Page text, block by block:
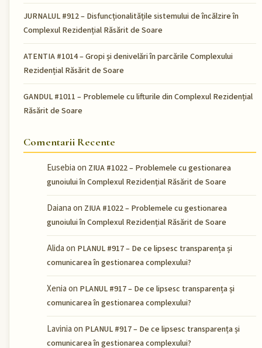
JURNALUL #912 – Disfuncționalitățile sistemului de încălzire în
Complexul Rezidențial Răsărit de Soare
ATENTIA #1014 – Gropi și denivelări în parcările Complexului
Rezidențial Răsărit de Soare
GANDUL #1011 – Problemele cu lifturile din Complexul Rezidențial
Răsărit de Soare
Comentarii Recente
Eusebiaon ZIUA #1022 – Problemele cu gestionarea
gunoiului în Complexul Rezidențial Răsărit de Soare
Daianaon ZIUA #1022 – Problemele cu gestionarea
gunoiului în Complexul Rezidențial Răsărit de Soare
Alidaon PLANUL #917 – De ce lipsesc transparența și
comunicarea în gestionarea complexului?
Xeniaon PLANUL #917 – De ce lipsesc transparența și
comunicarea în gestionarea complexului?
Laviniaon PLANUL #917 – De ce lipsesc transparența și
comunicarea în gestionarea complexului?